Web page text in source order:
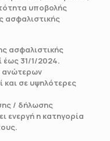
υποβολής
ασφαλιστικής
ασφαλιστικής
έως 31/1/2024.
ανώτερων
και σε υψηλότερες
/ δήλωσης
ενεργή η κατηγορία